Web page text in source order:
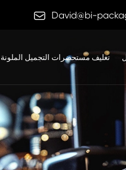
 David@bi-
تغليف مستحضرات التجميل الملونة